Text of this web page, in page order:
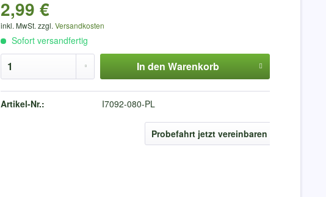
2,99 €
inkl. MwSt. zzgl.Versandkosten
Sofort versandfertig
In den Warenkorb
Artikel-Nr.: I7092-080-PL
Probefahrt jetzt vereinbaren